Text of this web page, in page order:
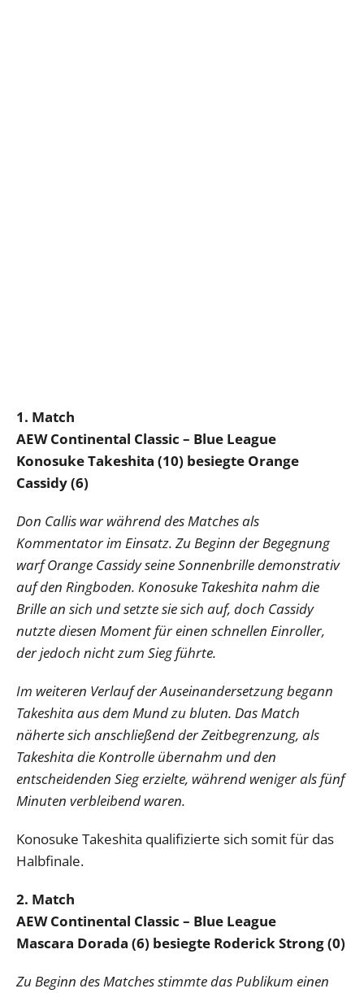
1. Match
AEW Continental Classic – Blue League
Konosuke Takeshita (10) besiegte Orange
Cassidy (6)
Don Callis war während des Matches als
Kommentator im Einsatz. Zu Beginn der Begegnung
warf Orange Cassidy seine Sonnenbrille demonstrativ
auf den Ringboden. Konosuke Takeshita nahm die
Brille an sich und setzte sie sich auf, doch Cassidy
nutzte diesen Moment für einen schnellen Einroller,
der jedoch nicht zum Sieg führte.
Im weiteren Verlauf der Auseinandersetzung begann
Takeshita aus dem Mund zu bluten. Das Match
näherte sich anschließend der Zeitbegrenzung, als
Takeshita die Kontrolle übernahm und den
entscheidenden Sieg erzielte, während weniger als fünf
Minuten verbleibend waren.
Konosuke Takeshita qualifizierte sich somit für das
Halbfinale.
2. Match
AEW Continental Classic – Blue League
Mascara Dorada (6) besiegte Roderick Strong (0)
Zu Beginn des Matches stimmte das Publikum einen